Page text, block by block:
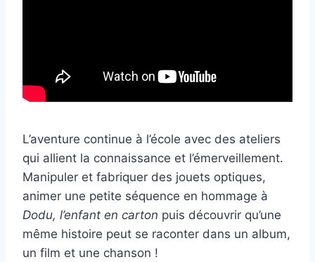
L’aventure continue à l’école avec des ateliers
qui allient la connaissance et l’émerveillement.
Manipuler et fabriquer des jouets optiques,
animer une petite séquence en hommage à
Dodu, l’enfant en carton puis découvrir qu’une
même histoire peut se raconter dans un album,
un film et une chanson !